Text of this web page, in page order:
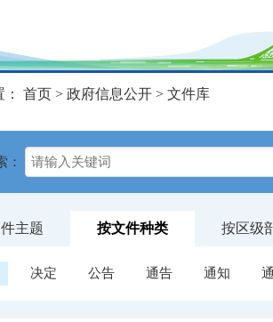
首页 > 政府信息公开 > 文件库
：
主题 按文件种类 按区级
决定 公告 通告 通知